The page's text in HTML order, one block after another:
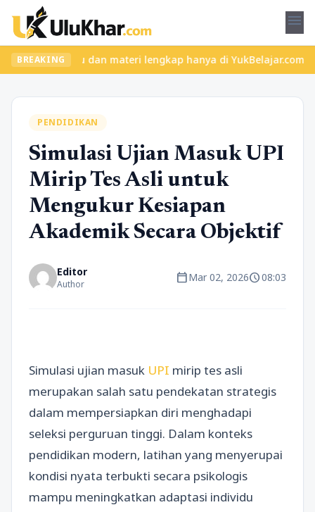
menu
BREAKING
seru dan materi lengkap hanya di YukBelajar.com. Mulai
PENDIDIKAN
Simulasi Ujian Masuk UPI
Mirip Tes Asli untuk
Mengukur Kesiapan
Akademik Secara Objektif
Editor
Author calendar_todayMar 02, 2026schedule08:03
Simulasi ujian masuk UPI mirip tes asli
merupakan salah satu pendekatan strategis
dalam mempersiapkan diri menghadapi
seleksi perguruan tinggi. Dalam konteks
pendidikan modern, latihan yang menyerupai
kondisi nyata terbukti secara psikologis
mampu meningkatkan adaptasi individu